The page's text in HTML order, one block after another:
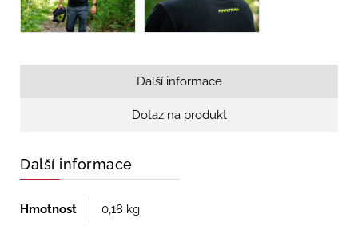
Další informace
Dotaz na produkt
Další informace
Hmotnost 0,18 kg